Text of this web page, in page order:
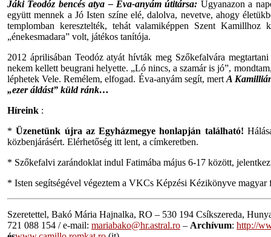
Jáki Teodóz bencés atya – Éva-anyám útitársa: Ugyanazon a
együtt mennek a Jó Isten színe elé, dalolva, nevetve, ahogy
templomban keresztelték, tehát valamiképpen Szent
„énekesmadara” volt, játékos tanítója.
2012 áprilisában Teodóz atyát hívták meg Szőkefalvára
nekem kellett beugrani helyette. „Ló nincs, a szamár is jó”,
léphetek Vele. Remélem, elfogad. Éva-anyám segít, mertA
„ezer áldást” küld ránk…
Híreink :
*Üzenetünk újra az Egyházmegye honlapján található!
közbenjárásért. Elérhetőség itt lent, a címkeretben.
* Szőkefalvi zarándoklat indul Fatimába május 6-17 között,
* Isten segítségével végeztem a VKCs Képzési Kézikönyve magyar
Szeretettel, Bakó Mária Hajnalka, RO – 530 194 Csíkszereda,
721 088 154 / e-mail: mariabako@hr.astral.ro – Archívum: http://